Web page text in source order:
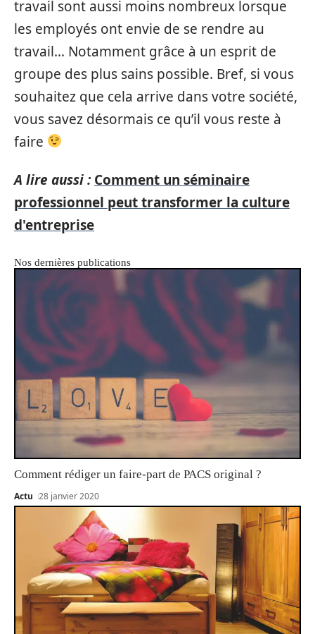
travail sont aussi moins nombreux lorsque
les employés ont envie de se rendre au
travail… Notamment grâce à un esprit de
groupe des plus sains possible. Bref, si vous
souhaitez que cela arrive dans votre société,
vous savez désormais ce qu’il vous reste à
faire
A lire aussi : Comment un séminaire
professionnel peut transformer la culture
d'entreprise
Nos dernières publications
Comment rédiger un faire-part de PACS original ?
Actu 28 janvier 2020